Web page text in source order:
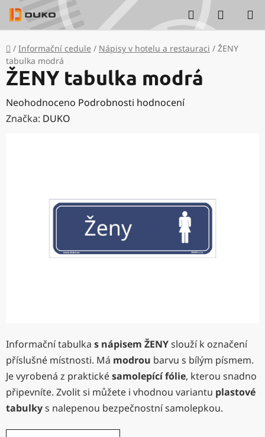
Přejít
na
obsah
Hledat
KOŠÍK
Domů
/ Informační cedule / Nápisy v hotelu a restauraci / ŽENY
tabulka modrá
Informační tabulka s nápisem ŽENYslouží k označení
příslušné místnosti. Má modrou barvu s bílým písmem.
Je vyrobená z praktickésamolepící fólie, kterou snadno
připevníte. Zvolit si můžete i vhodnou variantu plastové
tabulkys nalepenou bezpečnostní samolepkou.
ŽENY tabulka modrá
Průměrné
hodnocení
Neohodnoceno Podrobnosti hodnocení
Značka: DUKO